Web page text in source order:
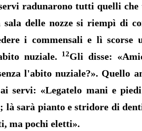
radunarono tutti quelli
delle nozze si riempì di
i commensali e lì scorse
nuziale.
12Gli disse:
l'abito nuziale?». Quello
servi: «Legatelo mani e
là sarà pianto e stridore di
ma pochi eletti».